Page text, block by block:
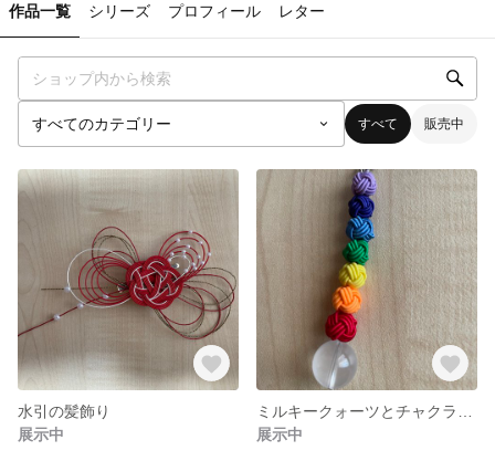
作品一覧 シリーズ プロフィール レター
すべて 販売中
水引の髪飾り
展示中
展示中